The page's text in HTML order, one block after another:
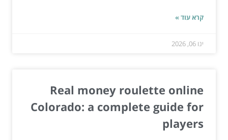
קרא עוד »
ינו 06, 2026
Real money roulette online
Colorado: a complete guide for
players